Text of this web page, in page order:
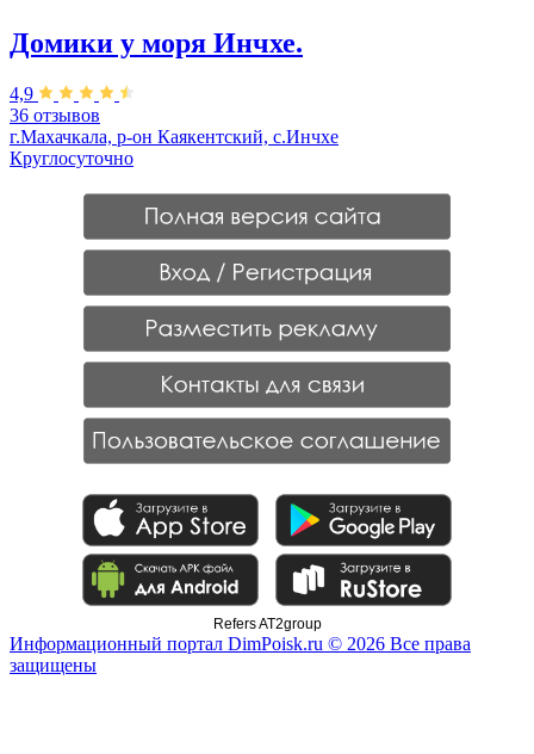
Домики у моря Инчхе.
4,9
36 отзывов
г.Махачкала, р-он Каякентский, с.Инчхе
Круглосуточно
Refers AT2group
Информационный портал DimPoisk.ru © 2026 Все права
защищены